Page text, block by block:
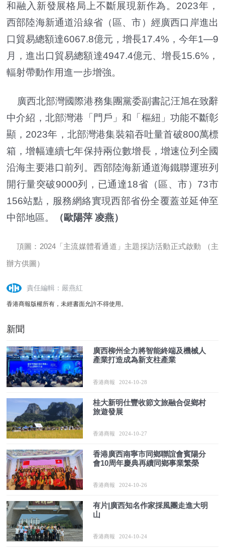
和融入新發展格局上不斷展現新作為。2023年，
西部陸海新通道沿線省（區、市）經廣西口岸進出
口貿易總額達6067.8億元，增長17.4%，今年1—9
月，進出口貿易總額達4947.4億元、增長15.6%，
輻射帶動作用進一步增強。
廣西北部灣國際港務集團黨委副書記汪旭在致辭
中介紹，北部灣港「門戶」和「樞紐」功能不斷彰
顯，2023年，北部灣港集裝箱吞吐量首破800萬標
箱，增幅連續七年保持兩位數增長，增速位列全國
沿海主要港口前列。西部陸海新通道海鐵聯運班列
開行量突破9000列，已通達18省（區、市）73市
156站點，服務網絡實現西部省份全覆蓋並延伸至
中部地區。
（歐陽萍 凌燕）
頂圖：2024「主流媒體看通道」主題採訪活動正式啟動 （主
辦方供圖）
責任編輯：嚴燕紅
香港商報版權所有，未經書面允許不得使用。
新聞
廣西柳州全力將智能終端及機械人
產業打造成為新支柱產業
香港商報 2024-10-28
桂大新明仕豐收節文旅融合促鄉村
旅遊發展
香港商報 2024-10-27
香港廣西南寧市同鄉聯誼會賓陽分
會10周年慶典再續同鄉事業繁榮
香港商報 2024-10-26
有片|廣西知名作家採風團走進大明
山
香港商報 2024-10-24